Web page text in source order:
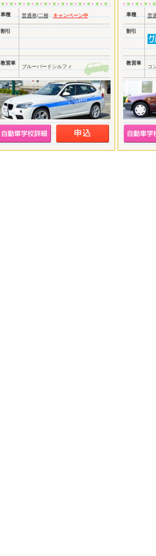
車種 普通車/二種 キャンペーン中
割引
教習車
ブルーバードシルフィ
車種 普
割引
教習車
コ